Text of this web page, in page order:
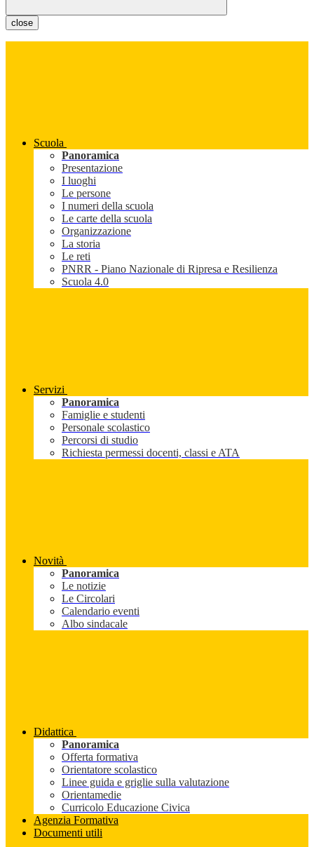
close
Scuola
Panoramica
Presentazione
I luoghi
Le persone
I numeri della scuola
Le carte della scuola
Organizzazione
La storia
Le reti
PNRR - Piano Nazionale di Ripresa e Resilienza
Scuola 4.0
Servizi
Panoramica
Famiglie e studenti
Personale scolastico
Percorsi di studio
Richiesta permessi docenti, classi e ATA
Novità
Panoramica
Le notizie
Le Circolari
Calendario eventi
Albo sindacale
Didattica
Panoramica
Offerta formativa
Orientatore scolastico
Linee guida e griglie sulla valutazione
Orientamedie
Curricolo Educazione Civica
Agenzia Formativa
Documenti utili